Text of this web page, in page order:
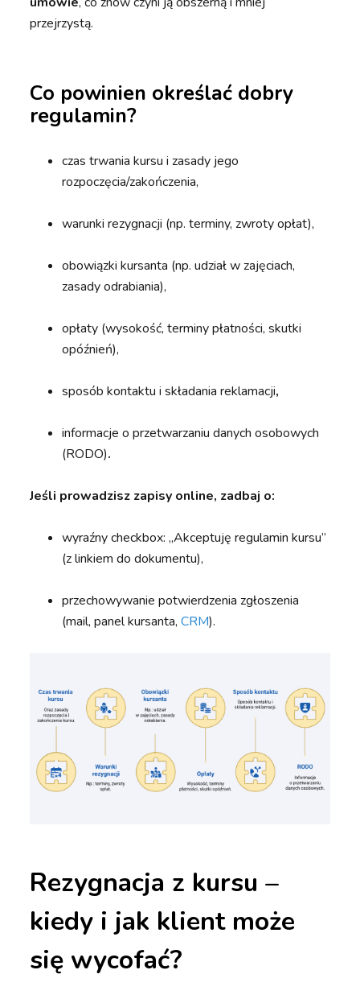
przejrzystą.
Co powinien określać dobry
regulamin?
czas trwania kursu i zasady jego
rozpoczęcia/zakończenia,
warunki rezygnacji (np. terminy, zwroty opłat),
obowiązki kursanta (np. udział w zajęciach,
zasady odrabiania),
opłaty (wysokość, terminy płatności, skutki
opóźnień),
sposób kontaktu i składania reklamacji,
informacje o przetwarzaniu danych osobowych
(RODO).
Jeśli prowadzisz zapisy online, zadbaj o:
wyraźny checkbox: „Akceptuję regulamin kursu”
(z linkiem do dokumentu),
przechowywanie potwierdzenia zgłoszenia
(mail, panel kursanta,CRM).
Rezygnacja z kursu –
kiedy i jak klient może
się wycofać?